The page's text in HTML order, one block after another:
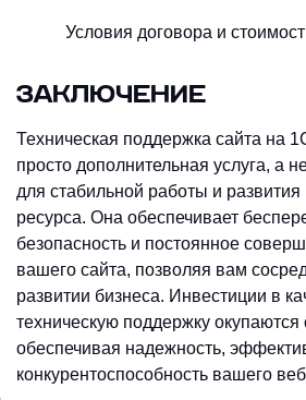
Условия договора и
ЗАКЛЮЧЕНИЕ
Техническая поддержка сайта на
просто дополнительная услуга, а
для стабильной работы и
ресурса. Она обеспечивает
безопасность и постоянное
вашего сайта, позволяя вам
развитии бизнеса. Инвестиции в
техническую поддержку окупаются
обеспечивая надежность,
конкурентоспособность вашего